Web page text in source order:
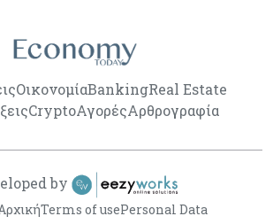
ΟικονομίαBankingReal Estate
CryptoΑγορέςΑρθρογραφία
Terms of usePersonal Data
by